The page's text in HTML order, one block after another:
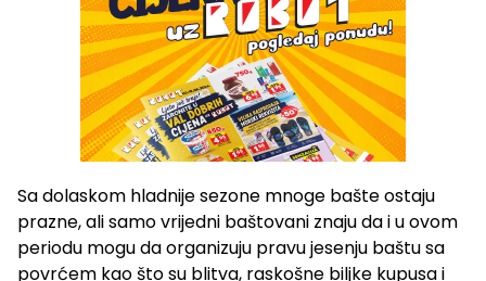
Sa dolaskom hladnije sezone mnoge bašte ostaju
prazne, ali samo vrijedni baštovani znaju da i u ovom
periodu mogu da organizuju pravu jesenju baštu sa
povrćem kao što su blitva, raskošne biljke kupusa i